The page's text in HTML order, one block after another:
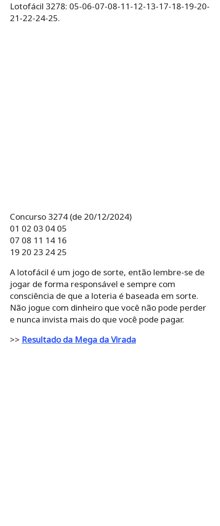
Lotofácil 3278: 05-06-07-08-11-12-13-17-18-19-20-
21-22-24-25.
Concurso 3274 (de 20/12/2024)
01 02 03 04 05
07 08 11 14 16
19 20 23 24 25
A lotofácil é um jogo de sorte, então lembre-se de
jogar de forma responsável e sempre com
consciência de que a loteria é baseada em sorte.
Não jogue com dinheiro que você não pode perder
e nunca invista mais do que você pode pagar.
>> Resultado da Mega da Virada